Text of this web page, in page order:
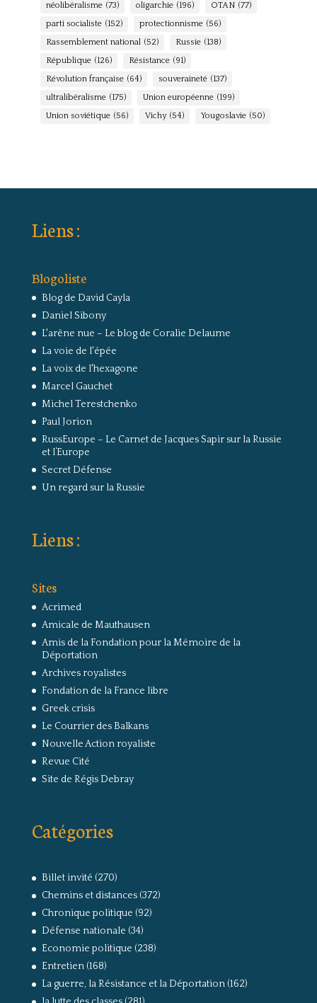
néolibéralisme (73) oligarchie (196) OTAN (77)
parti socialiste (152) protectionnisme (56)
Rassemblement national (52) Russie (138)
République (126) Résistance (91)
Révolution française (64) souveraineté (137)
ultralibéralisme (175) Union européenne (199)
Union soviétique (56) Vichy (54) Yougoslavie (50)
Liens :
Blogoliste
Blog de David Cayla
Daniel Sibony
L'arêne nue – Le blog de Coralie Delaume
La voie de l'épée
La voix de l'hexagone
Marcel Gauchet
Michel Terestchenko
Paul Jorion
RussEurope – Le Carnet de Jacques Sapir sur la Russie
et l’Europe
Secret Défense
Un regard sur la Russie
Liens :
Sites
Acrimed
Amicale de Mauthausen
Amis de la Fondation pour la Mémoire de la
Déportation
Archives royalistes
Fondation de la France libre
Greek crisis
Le Courrier des Balkans
Nouvelle Action royaliste
Revue Cité
Site de Régis Debray
Catégories
Billet invité (270)
Chemins et distances(372)
Chronique politique (92)
Défense nationale (34)
Economie politique (238)
Entretien(168)
La guerre, la Résistance et la Déportation(162)